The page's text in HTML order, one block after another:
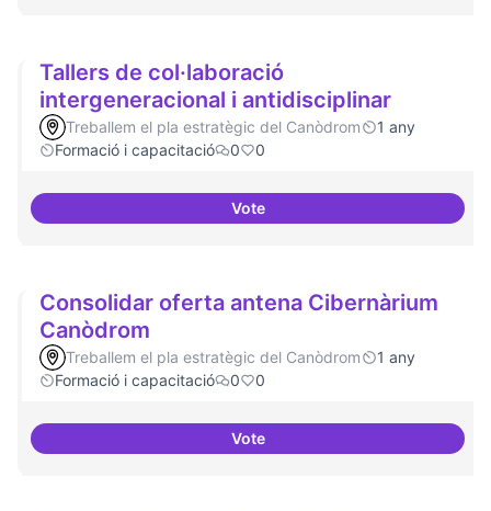
Tallers de col·laboració
intergeneracional i antidisciplinar
Treballem el pla estratègic del Canòdrom
1 any
Formació i capacitació
0 0
VoteTallers de col·laboració
Consolidar oferta antena Cibernàrium
Canòdrom
Treballem el pla estratègic del Canòdrom
1 any
Formació i capacitació
0 0
VoteConsolidar oferta antena